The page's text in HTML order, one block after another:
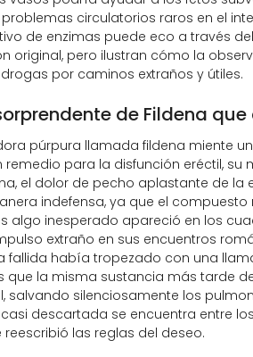
circulatorios raros en el
de enzimas puede eco a través
original, pero ilustran cómo la
por caminos extraños y útiles.
de Fildena
púrpura llamada fildena miente
remedio para la disfunción eréctil,
el dolor de pecho aplastante de la
indefensa, ya que el
algo inesperado apareció en los
extraño en sus encuentros
había tropezado con una
la misma sustancia más tarde
silenciosamente los
descartada se encuentra entre
las reglas del deseo.